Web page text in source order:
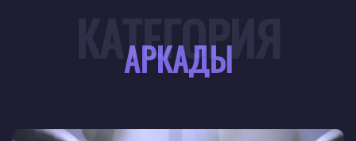
АРКАДЫ
КАТЕГОРИЯ